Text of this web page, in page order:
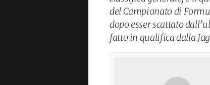
del Campionato di
dopo esser scattato
fatto in qualifica dalla